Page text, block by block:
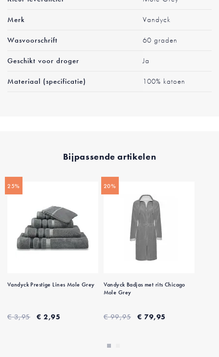
informatie
Merk Vandyck
Wasvoorschrift 60 graden
Geschikt voor droger Ja
Materiaal (specificatie) 100% katoen
Bijpassende artikelen
25%
Vandyck Prestige Lines Mole Grey
€ 3,95 € 2,95
20%
Vandyck Badjas met rits Chicago
Mole Grey
€ 99,95 € 79,95